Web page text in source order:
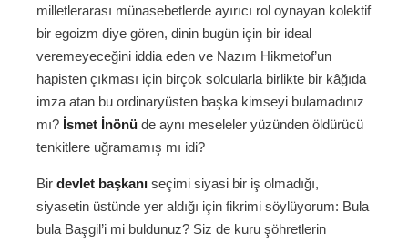
milletlerarası münasebetlerde ayırıcı rol oynayan kolektif
bir egoizm diye gören, dinin bugün için bir ideal
veremeyeceğini iddia eden ve Nazım Hikmetof’un
hapisten çıkması için birçok solcularla birlikte bir kâğıda
imza atan bu ordinaryüsten başka kimseyi bulamadınız
mı? İsmet İnönü de aynı meseleler yüzünden öldürücü
tenkitlere uğramamış mı idi?
Bir devlet başkanı seçimi siyasi bir iş olmadığı,
siyasetin üstünde yer aldığı için fikrimi söylüyorum: Bula
bula Başgil’i mi buldunuz? Siz de kuru şöhretlerin